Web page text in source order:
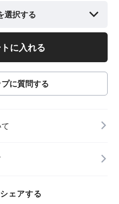
選択する
に入れる
に質問する
ェアする